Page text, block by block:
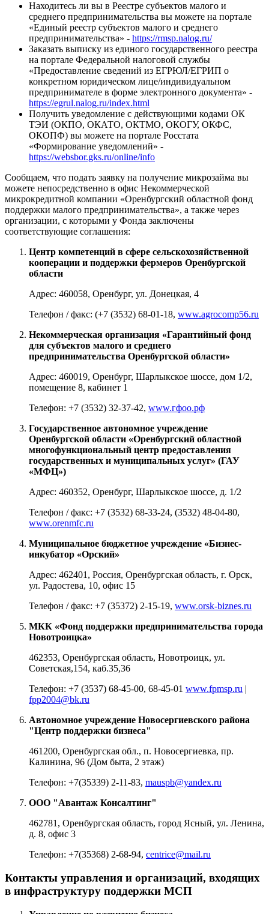
Находитесь ли вы в Реестре субъектов малого и
среднего предпринимательства вы можете на портале
«Единый реестр субъектов малого и среднего
предпринимательства» - https://rmsp.nalog.ru/
­Заказать выписку из единого государственного реестра
на портале Федеральной налоговой службы
«Предоставление сведений из ЕГРЮЛ/ЕГРИП о
конкретном юридическом лице/индивидуальном
предпринимателе в форме электронного документа» -
https://egrul.nalog.ru/index.html
­Получить уведомление с действующими кодами ОК
ТЭИ (ОКПО, ОКАТО, ОКТМО, ОКОГУ, ОКФС,
ОКОПФ) вы можете на портале Росстата
«Формирование уведомлений» -
https://websbor.gks.ru/online/info
Сообщаем, что подать заявку на получение микрозайма вы
можете непосредственно в офис Некоммерческой
микрокредитной компании «Оренбургский областной фонд
поддержки малого предпринимательства», а также через
организации, с которыми у Фонда заключены
соответствующие соглашения:
Центр компетенций в сфере сельскохозяйственной
кооперации и поддержки фермеров Оренбургской
области
Адрес: 460058, Оренбург, ул. Донецкая, 4
Телефон / факс: (+7 (3532) 68-01-18, www.agrocomp56.ru
Некоммерческая организация «Гарантийный фонд
для субъектов малого и среднего
предпринимательства Оренбургской области»
Адрес: 460019, Оренбург, Шарлыкское шоссе, дом 1/2,
помещение 8, кабинет 1
Телефон: +7 (3532) 32-37-42, www.гфоо.рф
Государственное автономное учреждение
Оренбургской области «Оренбургский областной
многофункциональный центр предоставления
государственных и муниципальных услуг» (ГАУ
«МФЦ»)
Адрес: 460352, Оренбург, Шарлыкское шоссе, д. 1/2
Телефон / факс: +7 (3532) 68-33-24, (3532) 48-04-80,
www.orenmfc.ru
Муниципальное бюджетное учреждение «Бизнес-
инкубатор «Орский»
Адрес: 462401, Россия, Оренбургская область, г. Орск,
ул. Радостева, 10, офис 15
Телефон / факс: +7 (35372) 2-15-19, www.orsk-biznes.ru
МКК «Фонд поддержки предпринимательства города
Новотроицка»
462353, Оренбургская область, Новотроицк, ул.
Советская,154, каб.35,36
Телефон: +7 (3537) 68-45-00, 68-45-01 www.fpmsp.ru |
fpp2004@bk.ru
Автономное учреждение Новосергиевского района
"Центр поддержки бизнеса"
461200, Оренбургская обл., п. Новосергиевка, пр.
Калинина, 96 (Дом быта, 2 этаж)
Телефон: +7(35339) 2-11-83, mauspb@yandex.ru
ООО "Авантаж Консалтинг"
462781, Оренбургская область, город Ясный, ул. Ленина,
д. 8, офис 3
Телефон: +7(35368) 2-68-94, centrice@mail.ru
Контакты управления и организаций, входящих
в инфраструктуру поддержки МСП